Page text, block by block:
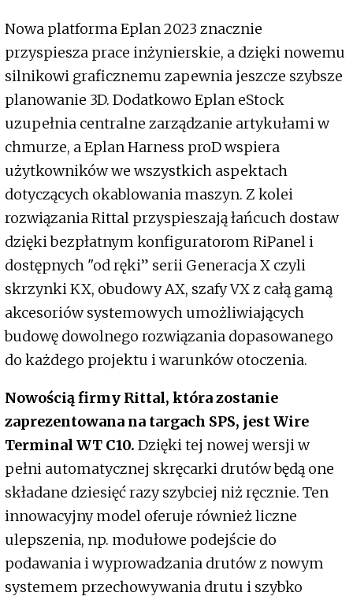
Nowa platforma Eplan 2023 znacznie
przyspiesza prace inżynierskie, a dzięki nowemu
silnikowi graficznemu zapewnia jeszcze szybsze
planowanie 3D. Dodatkowo Eplan eStock
uzupełnia centralne zarządzanie artykułami w
chmurze, a Eplan Harness proD wspiera
użytkowników we wszystkich aspektach
dotyczących okablowania maszyn. Z kolei
rozwiązania Rittal przyspieszają łańcuch dostaw
dzięki bezpłatnym konfiguratorom RiPanel i
dostępnych "od ręki” serii Generacja X czyli
skrzynki KX, obudowy AX, szafy VX z całą gamą
akcesoriów systemowych umożliwiających
budowę dowolnego rozwiązania dopasowanego
do każdego projektu i warunków otoczenia.
Nowością firmy Rittal, która zostanie
zaprezentowana na targach SPS, jest Wire
Terminal WT C10. Dzięki tej nowej wersji w
pełni automatycznej skręcarki drutów będą one
składane dziesięć razy szybciej niż ręcznie. Ten
innowacyjny model oferuje również liczne
ulepszenia, np. modułowe podejście do
podawania i wyprowadzania drutów z nowym
systemem przechowywania drutu i szybko